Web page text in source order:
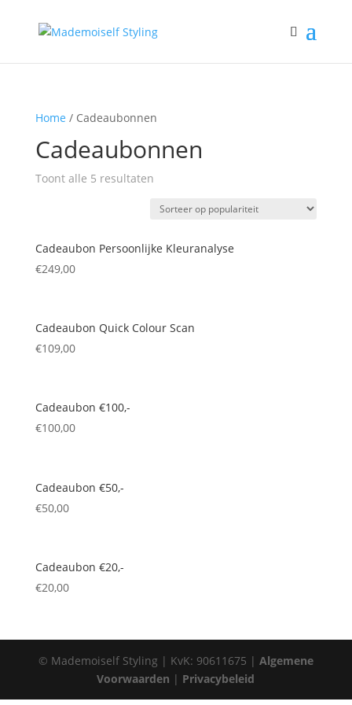
Home / Cadeaubonnen
Cadeaubonnen
Toont alle 5 resultatenGesorteerd
populariteit
Cadeaubon Persoonlijke Kleuranalyse
€249,00
Cadeaubon Quick Colour Scan
€109,00
Cadeaubon €100,-
€100,00
Cadeaubon €50,-
€50,00
Cadeaubon €20,-
€20,00
© Mademoiself Styling | KvK: 90611675 | Algemene
Voorwaarden | Privacybeleid